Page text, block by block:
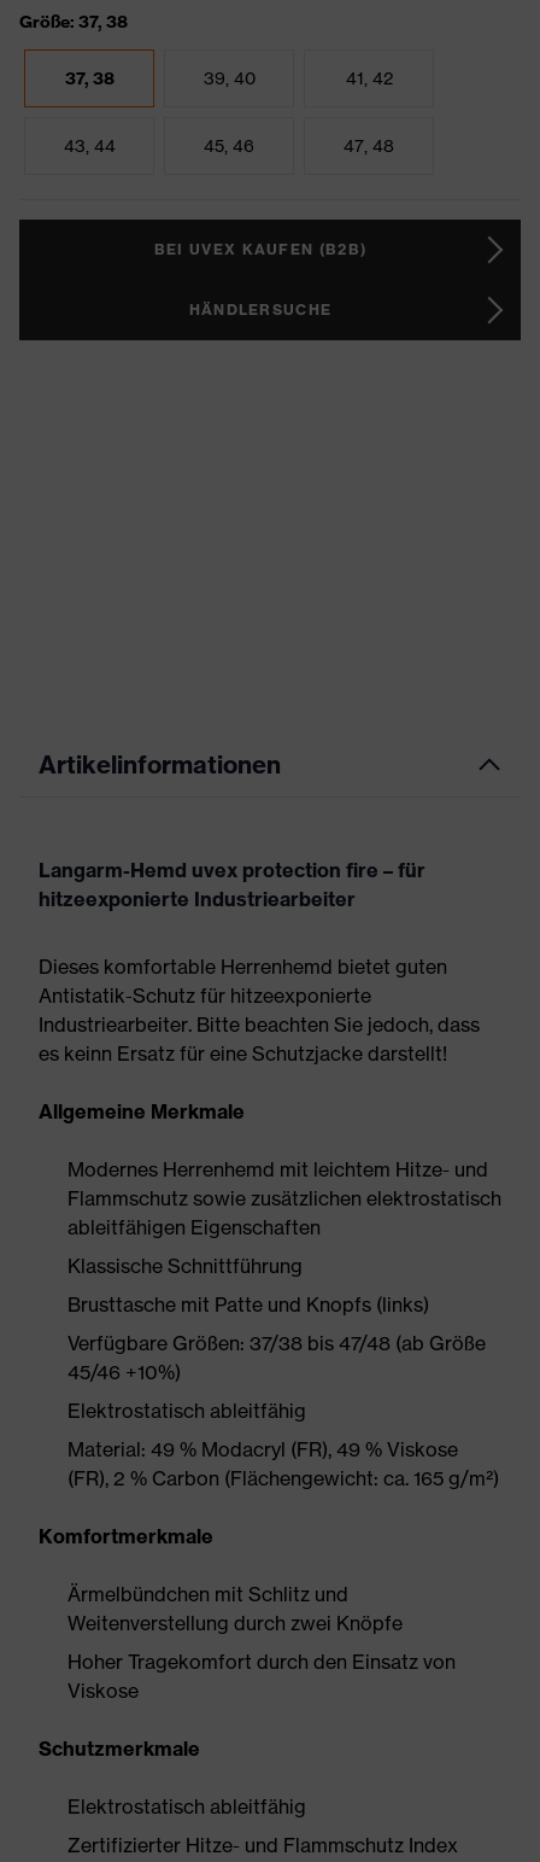
Größe: 37, 38
37, 38 39, 40 41, 42
43, 44 45, 46 47, 48
BEI UVEX KAUFEN (B2B)
HÄNDLERSUCHE
Artikelinformationen
Langarm-Hemd uvex protection fire – für
hitzeexponierte Industriearbeiter
Dieses komfortable Herrenhemd bietet guten
Antistatik-Schutz für hitzeexponierte
Industriearbeiter. Bitte beachten Sie jedoch, dass
es keinn Ersatz für eine Schutzjacke darstellt!
Allgemeine Merkmale
Modernes Herrenhemd mit leichtem Hitze- und
Flammschutz sowie zusätzlichen elektrostatisch
ableitfähigen Eigenschaften
Klassische Schnittführung
Brusttasche mit Patte und Knopfs (links)
Verfügbare Größen: 37/38 bis 47/48 (ab Größe
45/46 +10%)
Elektrostatisch ableitfähig
Material: 49 % Modacryl (FR), 49 % Viskose
(FR), 2 % Carbon (Flächengewicht: ca. 165 g/m²)
Komfortmerkmale
Ärmelbündchen mit Schlitz und
Weitenverstellung durch zwei Knöpfe
Hoher Tragekomfort durch den Einsatz von
Viskose
Schutzmerkmale
Elektrostatisch ableitfähig
Zertifizierter Hitze- und Flammschutz Index